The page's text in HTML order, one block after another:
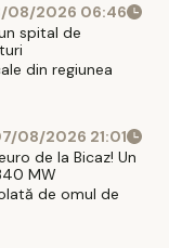
08/2026 06:46
spital de
din regiunea
08/2026 21:01
de la Bicaz! Un
MW
de omul de